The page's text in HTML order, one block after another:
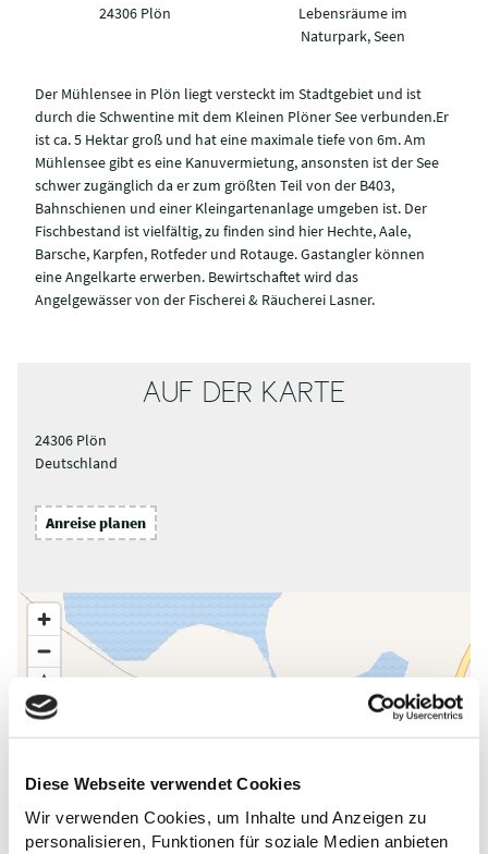
Diese Webseite verwendet Cookies
Wir verwenden Cookies, um Inhalte und Anzeigen zu
personalisieren, Funktionen für soziale Medien anbieten
24306 Plön
Lebensräume im
Naturpark, Seen
Der Mühlensee in Plön liegt versteckt im Stadtgebiet und ist
durch die Schwentine mit dem Kleinen Plöner See verbunden.Er
ist ca. 5 Hektar groß und hat eine maximale tiefe von 6m. Am
Mühlensee gibt es eine Kanuvermietung, ansonsten ist der See
schwer zugänglich da er zum größten Teil von der B403,
Bahnschienen und einer Kleingartenanlage umgeben ist. Der
Fischbestand ist vielfältig, zu finden sind hier Hechte, Aale,
Barsche, Karpfen, Rotfeder und Rotauge. Gastangler können
eine Angelkarte erwerben. Bewirtschaftet wird das
Angelgewässer von der Fischerei & Räucherei Lasner.
AUF DER KARTE
24306 Plön
Deutschland
Anreise planen